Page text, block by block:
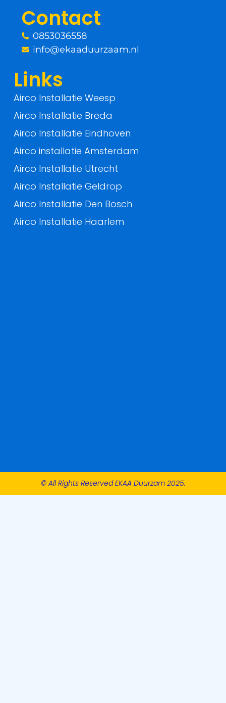
k
-
Contact
0853036558
info@ekaaduurzaam.nl
Links
Airco Installatie Weesp
Airco Installatie Breda
Airco Installatie Eindhoven
Airco installatie Amsterdam
Airco Installatie Utrecht
Airco Installatie Geldrop
Airco Installatie Den Bosch
Airco Installatie Haarlem
© All Rights Reserved EKAA Duurzam 2025.